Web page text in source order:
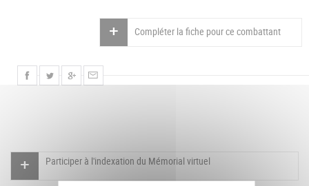
Compléter la fiche pour ce combattant
Participer à l'indexation du Mémorial virtuel